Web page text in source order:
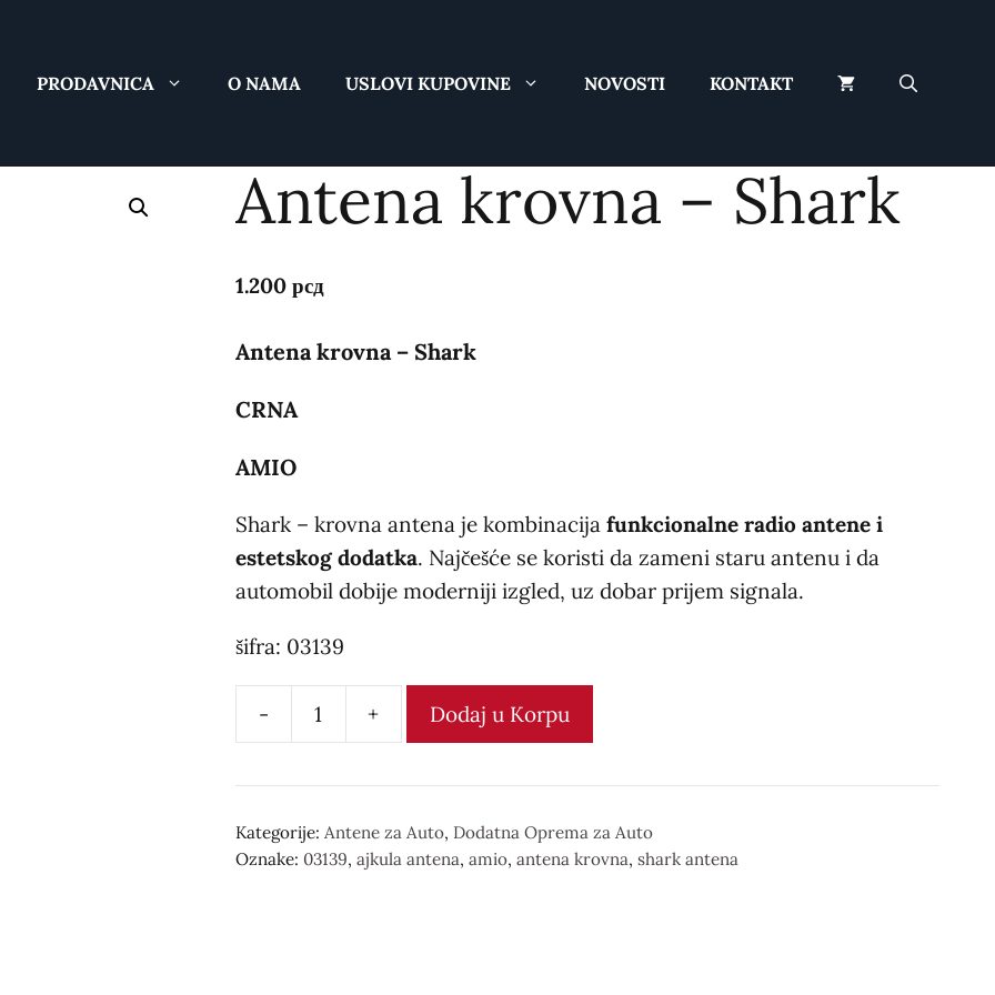
PRODAVNICA O NAMA USLOVI KUPOVINE NOVOSTI KONTAKT
Antena krovna – Shark
1.200 рсд
Antena krovna – Shark
CRNA
AMIO
Shark – krovna antena je kombinacija funkcionalne radio antene i
estetskog dodatka. Najčešće se koristi da zameni staru antenu i da
automobil dobije moderniji izgled, uz dobar prijem signala.
šifra: 03139
-
-
Shark
количина
+ Dodaj u Korpu
Kategorije: Antene za Auto, Dodatna Oprema za Auto
Oznake: 03139, ajkula antena, amio, antena krovna, shark antena
количина